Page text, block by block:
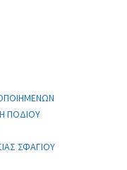
ΠΟΔΙΟΥ
ΣΦΑΓΙΟΥ